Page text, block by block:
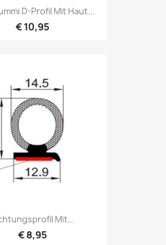
D-Profil Mit Haut...
€ 10,95
Mit...
€ 8,95